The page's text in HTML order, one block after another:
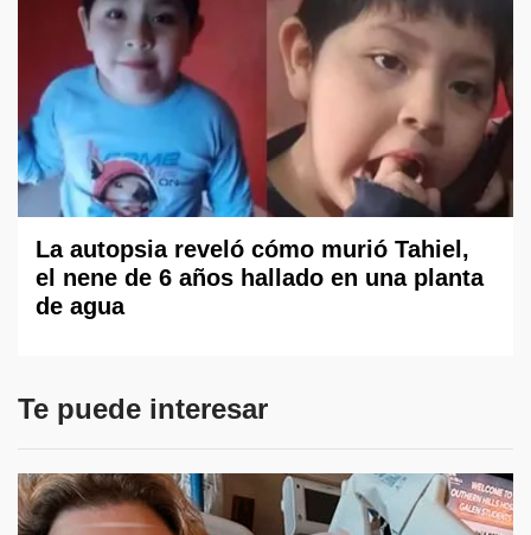
La autopsia reveló cómo murió Tahiel,
el nene de 6 años hallado en una planta
de agua
Te puede interesar